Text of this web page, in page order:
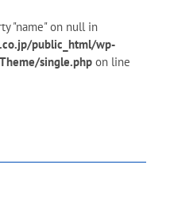
"name" on null in
public_html/wp-
single.php on line